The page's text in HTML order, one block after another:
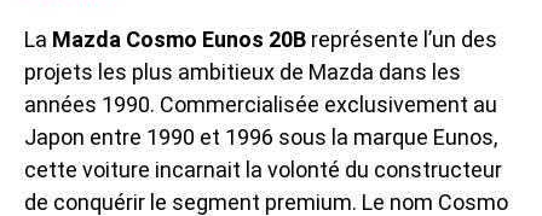
La Mazda Cosmo Eunos 20B représente l’un des
projets les plus ambitieux de Mazda dans les
années 1990. Commercialisée exclusivement au
Japon entre 1990 et 1996 sous la marque Eunos,
cette voiture incarnait la volonté du constructeur
de conquérir le segment premium. Le nom Cosmo